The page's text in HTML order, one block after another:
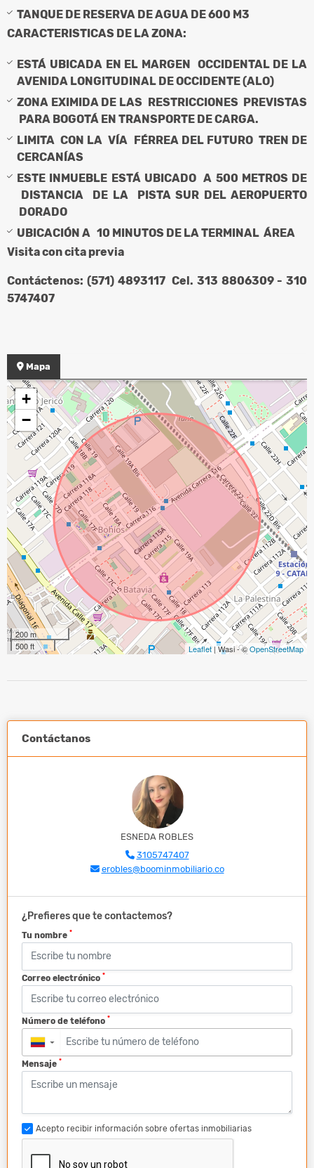
TANQUE DE RESERVA DE AGUA DE 600 M3
CARACTERISTICAS DE LA ZONA:
ESTÁ UBICADA EN EL MARGEN OCCIDENTAL DE LA
AVENIDA LONGITUDINAL DE OCCIDENTE (ALO)
ZONA EXIMIDA DE LAS RESTRICCIONES PREVISTAS
PARA BOGOTÁ EN TRANSPORTE DE CARGA.
LIMITA CON LA VÍA FÉRREA DEL FUTURO TREN DE
CERCANÍAS
ESTE INMUEBLE ESTÁ UBICADO A 500 METROS DE
DISTANCIA DE LA PISTA SUR DEL AEROPUERTO
DORADO
UBICACIÓN A 10 MINUTOS DE LA TERMINAL ÁREA
Visita con cita previa
Contáctenos: (571) 4893117 Cel. 313 8806309 - 310
5747407
Mapa
+
−
200 m
500 ft
Leaflet| Wasi - ©OpenStreetMap
Contáctanos
ESNEDA ROBLES
3105747407
erobles@boominmobiliario.co
¿Prefieres que te contactemos?
Tu nombre *
Correo electrónico *
Número de teléfono *
▼
Mensaje *
Acepto recibir información sobre ofertas inmobiliarias